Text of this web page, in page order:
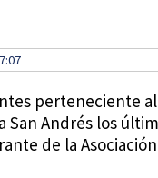
perteneciente
San Andrés los
de la